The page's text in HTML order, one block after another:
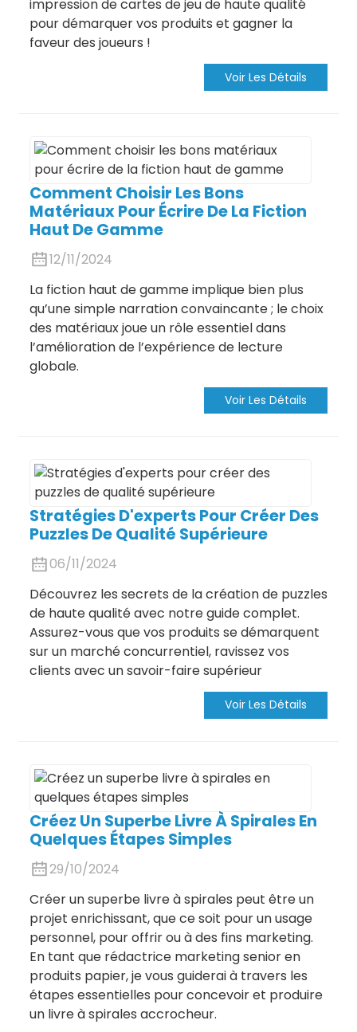
impression de cartes de jeu de haute qualité
pour démarquer vos produits et gagner la
faveur des joueurs !
Voir Les Détails
Comment Choisir Les Bons
Matériaux Pour Écrire De La Fiction
Haut De Gamme
12/11/2024
La fiction haut de gamme implique bien plus
qu’une simple narration convaincante ; le choix
des matériaux joue un rôle essentiel dans
l’amélioration de l’expérience de lecture
globale.
Voir Les Détails
Stratégies D'experts Pour Créer Des
Puzzles De Qualité Supérieure
06/11/2024
Découvrez les secrets de la création de puzzles
de haute qualité avec notre guide complet.
Assurez-vous que vos produits se démarquent
sur un marché concurrentiel, ravissez vos
clients avec un savoir-faire supérieur
Voir Les Détails
Créez Un Superbe Livre À Spirales En
Quelques Étapes Simples
29/10/2024
Créer un superbe livre à spirales peut être un
projet enrichissant, que ce soit pour un usage
personnel, pour offrir ou à des fins marketing.
En tant que rédactrice marketing senior en
produits papier, je vous guiderai à travers les
étapes essentielles pour concevoir et produire
un livre à spirales accrocheur.